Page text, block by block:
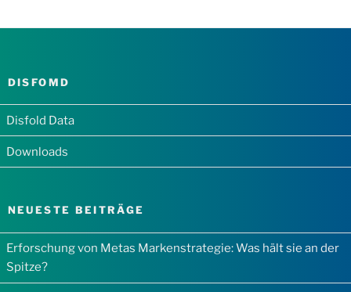
DISFOMD
Disfold Data
Downloads
NEUESTE BEITRÄGE
Erforschung von Metas Markenstrategie: Was hält sie an der
Spitze?